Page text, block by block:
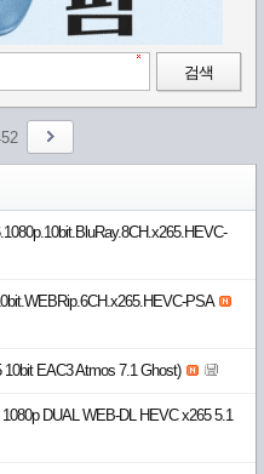
검색
PSA
EAC3 Atmos 7.1 Ghost)
DUAL WEB-DL HEVC x265 5.1